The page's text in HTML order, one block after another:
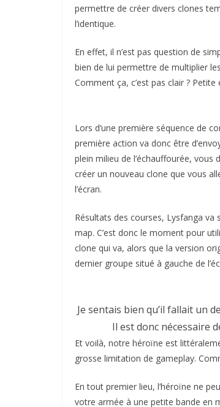
permettre de créer divers clones
l’identique.
En effet, il n’est pas question de
bien de lui permettre de multiplier
Comment ça, c’est pas clair ?
Lors d’une première séquence de
première action va donc être
plein milieu de l’échauffourée,
créer un nouveau clone que vous
l’écran.
Résultats des courses, Lysfanga
map. C’est donc le moment pour
clone qui va, alors que la version
dernier groupe situé à gauche de
Je sentais bien qu’il fallait un
Il est donc nécessaire
Et voilà, notre héroïne est
grosse limitation de gameplay.
En tout premier lieu, l’héroïne ne
votre armée à une petite bande en